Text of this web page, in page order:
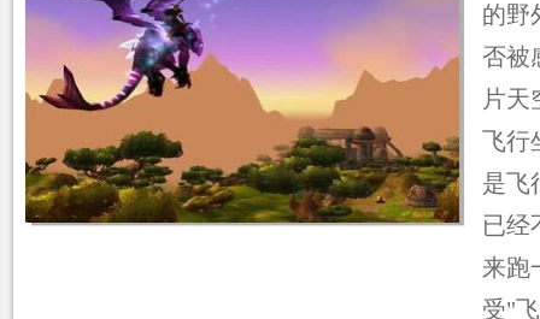
的野
否被
片
飞行
是飞
已经
来跑
受"